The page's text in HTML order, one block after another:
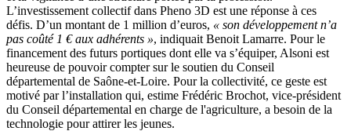
L’investissement collectif dans Pheno 3D est une réponse à ces
défis. D’un montant de 1 million d’euros, « son développement n’a
pas coûté 1 € aux adhérents », indiquait Benoit Lamarre. Pour le
financement des futurs portiques dont elle va s’équiper, Alsoni est
heureuse de pouvoir compter sur le soutien du Conseil
départemental de Saône-et-Loire. Pour la collectivité, ce geste est
motivé par l’installation qui, estime Frédéric Brochot, vice-président
du Conseil départemental en charge de l'agriculture, a besoin de la
technologie pour attirer les jeunes.